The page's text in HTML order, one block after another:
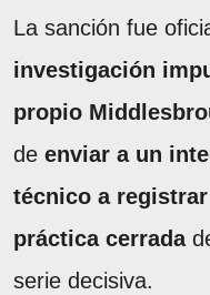
La sanción fue
investigación
propio
de enviar a un
técnico a
práctica cerrada
serie decisiva.